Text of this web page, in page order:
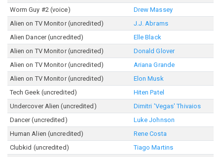
Worm Guy #2 (voice)
Drew Massey
Alien on TV Monitor (uncredited)
J.J. Abrams
Alien Dancer (uncredited)
Elle Black
Alien on TV Monitor (uncredited)
Donald Glover
Alien on TV Monitor (uncredited)
Ariana Grande
Alien on TV Monitor (uncredited)
Elon Musk
Tech Geek (uncredited)
Hiten Patel
Undercover Alien (uncredited)
Dimitri 'Vegas' Thivaios
Dancer (uncredited)
Luke Johnson
Human Alien (uncredited)
Rene Costa
Clubkid (uncredited)
Tiago Martins